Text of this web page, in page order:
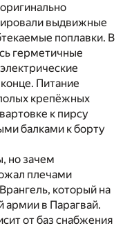
выдвижные
поплавки. В
герметичные
Питание
крепёжных
к пирсу
балками к борту
но зачем
плечами
который на
армии в Парагвай.
от баз снабжения